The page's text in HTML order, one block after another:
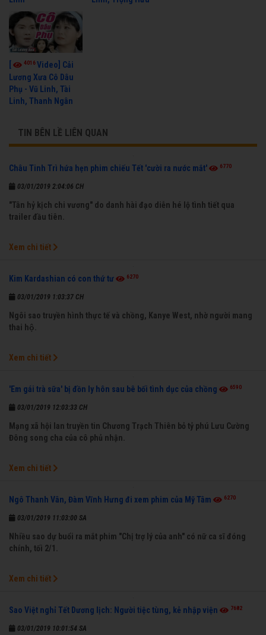
[ 4016Video] Cải
Lương Xưa Cô Dâu
Phụ - Vũ Linh, Tài
Linh, Thanh Ngân
TIN BÊN LỀ LIÊN QUAN
Châu Tinh Trì hứa hẹn phim chiếu Tết 'cười ra nước mắt' 6770
03/01/2019 2:04:06 CH
"Tân hỷ kịch chi vương" do danh hài đạo diễn hé lộ tình tiết qua
trailer đầu tiên.
Xem chi tiết
Kim Kardashian có con thứ tư 6270
03/01/2019 1:03:37 CH
Ngôi sao truyền hình thực tế và chồng, Kanye West, nhờ người mang
thai hộ.
Xem chi tiết
'Em gái trà sữa' bị đồn ly hôn sau bê bối tình dục của chồng 6590
03/01/2019 12:03:33 CH
Mạng xã hội lan truyền tin Chương Trạch Thiên bỏ tỷ phú Lưu Cường
Đông song cha của cô phủ nhận.
Xem chi tiết
Ngô Thanh Vân, Đàm Vĩnh Hưng đi xem phim của Mỹ Tâm 6270
03/01/2019 11:03:00 SA
Nhiều sao dự buổi ra mắt phim "Chị trợ lý của anh" có nữ ca sĩ đóng
chính, tối 2/1.
Xem chi tiết
Sao Việt nghỉ Tết Dương lịch: Người tiệc tùng, kẻ nhập viện 7682
03/01/2019 10:01:54 SA